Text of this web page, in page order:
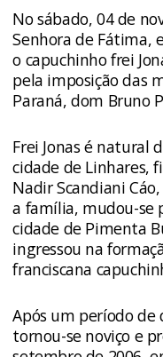
No sábado, 04 de
Senhora de Fátima,
o capuchinho frei
pela imposição das
Paraná, dom Bruno
Frei Jonas é natural
cidade de Linhares,
Nadir Scandiani
a família, mudou-se
cidade de Pimenta
ingressou na
franciscana
Após um período de
tornou-se noviço e